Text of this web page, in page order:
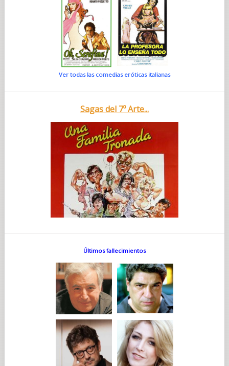
Ver todas las comedias eróticas italianas
Sagas del 7º Arte...
Últimos fallecimientos